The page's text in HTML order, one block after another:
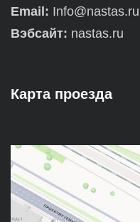
Email: Info@nastas.ru
Вэбсайт: nastas.ru
Карта проезда